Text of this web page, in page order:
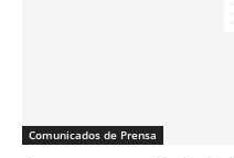
Comunicados de Prensa